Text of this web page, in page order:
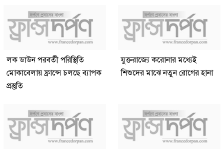
লক ডাউন পরবর্তী পরিস্থিতি
মোকাবেলায় ফ্রান্সে চলছে ব্যাপক
প্রস্তুতি
যুক্তরাজ্যে করোনার মধ্যেই
শিশুদের মাঝে নতুন রোগের হানা